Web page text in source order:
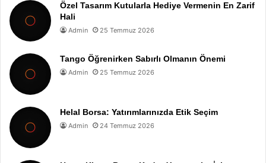
Özel Tasarım Kutularla Hediye Vermenin En Zarif
Hali
Admin 25 Temmuz 2026
Tango Öğrenirken Sabırlı Olmanın Önemi
Admin 25 Temmuz 2026
Helal Borsa: Yatırımlarınızda Etik Seçim
Admin 24 Temmuz 2026